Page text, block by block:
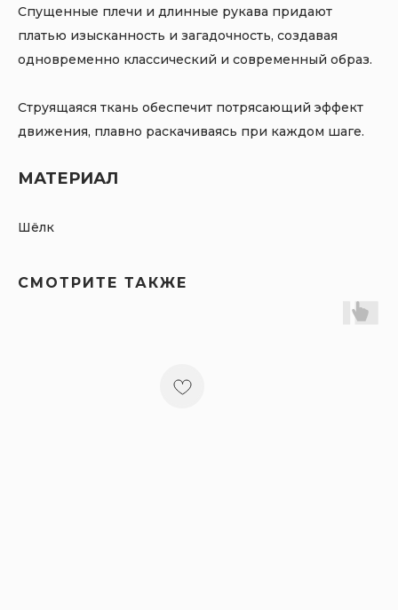
Спущенные плечи и длинные рукава придают
платью изысканность и загадочность, создавая
одновременно классический и современный образ.
Струящаяся ткань обеспечит потрясающий эффект
движения, плавно раскачиваясь при каждом шаге.
МАТЕРИАЛ
Шёлк
СМОТРИТЕ ТАКЖЕ